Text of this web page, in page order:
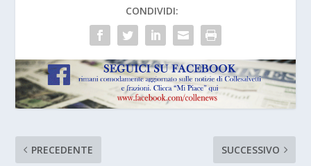
CONDIVIDI:
PRECEDENTE SUCCESSIVO